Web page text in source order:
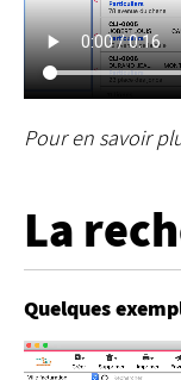
Pour en savoir
La
Quelques